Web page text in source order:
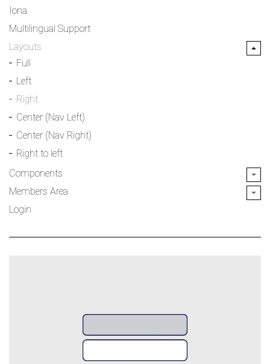
Iona
Multilingual Support
Layouts
Full
Left
Right
Center (Nav Left)
Center (Nav Right)
Right to left
Components
Members Area
Login